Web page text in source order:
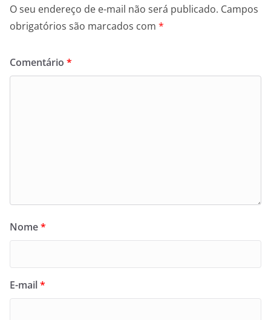
O seu endereço de e-mail não será publicado. Campos
obrigatórios são marcados com *
Comentário *
Nome*
E-mail*